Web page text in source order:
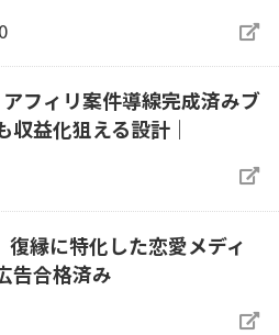
アフィリ案件導線完成済みブ
益化狙える設計｜
復縁に特化した恋愛メディ
告合格済み